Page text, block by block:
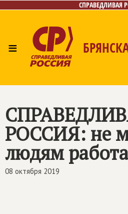
СПРАВЕДЛИВАЯ
≡
Контакты
РОССИЯ: не
людям
08 октября 2019